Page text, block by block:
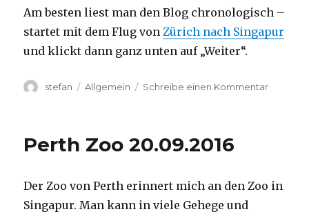
Am besten liest man den Blog chronologisch –
startet mit dem Flug vonZürich nach Singapur
und klickt dann ganz unten auf „Weiter“.
Autor
stefan Kategorien
Allgemein Schreibe einen Kommentarzu
Perth
Perth Zoo 20.09.2016
Der Zoo von Perth erinnert mich an den Zoo in
Singapur. Man kann in viele Gehege und